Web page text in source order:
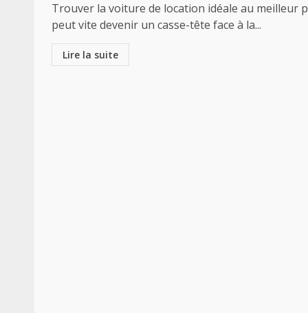
Trouver la voiture de location idéale au meilleur
peut vite devenir un casse-tête face à la...
Lire la suite